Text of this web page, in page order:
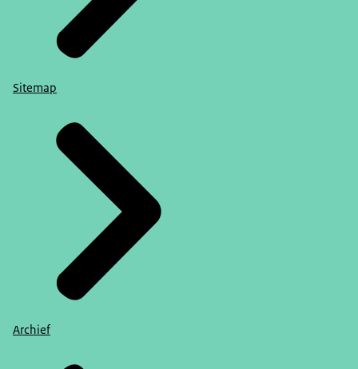
Sitemap
Archief